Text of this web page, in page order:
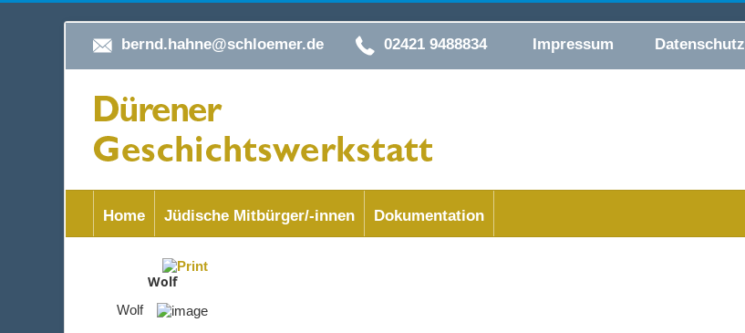
bernd.hahne@schloemer.de 02421 9488834 Impressum Datenschutz
Home Jüdische Mitbürger/-innen Dokumentation
Wolf
Wolf